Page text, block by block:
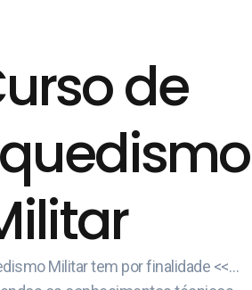
de
Militar tem por finalidade <<…